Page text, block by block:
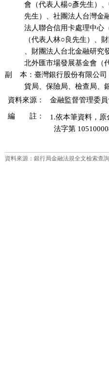
會（代表人楊○彥先生
先生）、社團法人台
法人聯合信用卡處理
（代表人林○良先生）
、財團法人台北金融
北外匯市場發展基金會
副    本：臺灣銀行股份有限公
資料來源：
金融監督管理委員
編 註：
1.依本筆資料，
法字第
資料來源：銀行局金融法規全文檢索查